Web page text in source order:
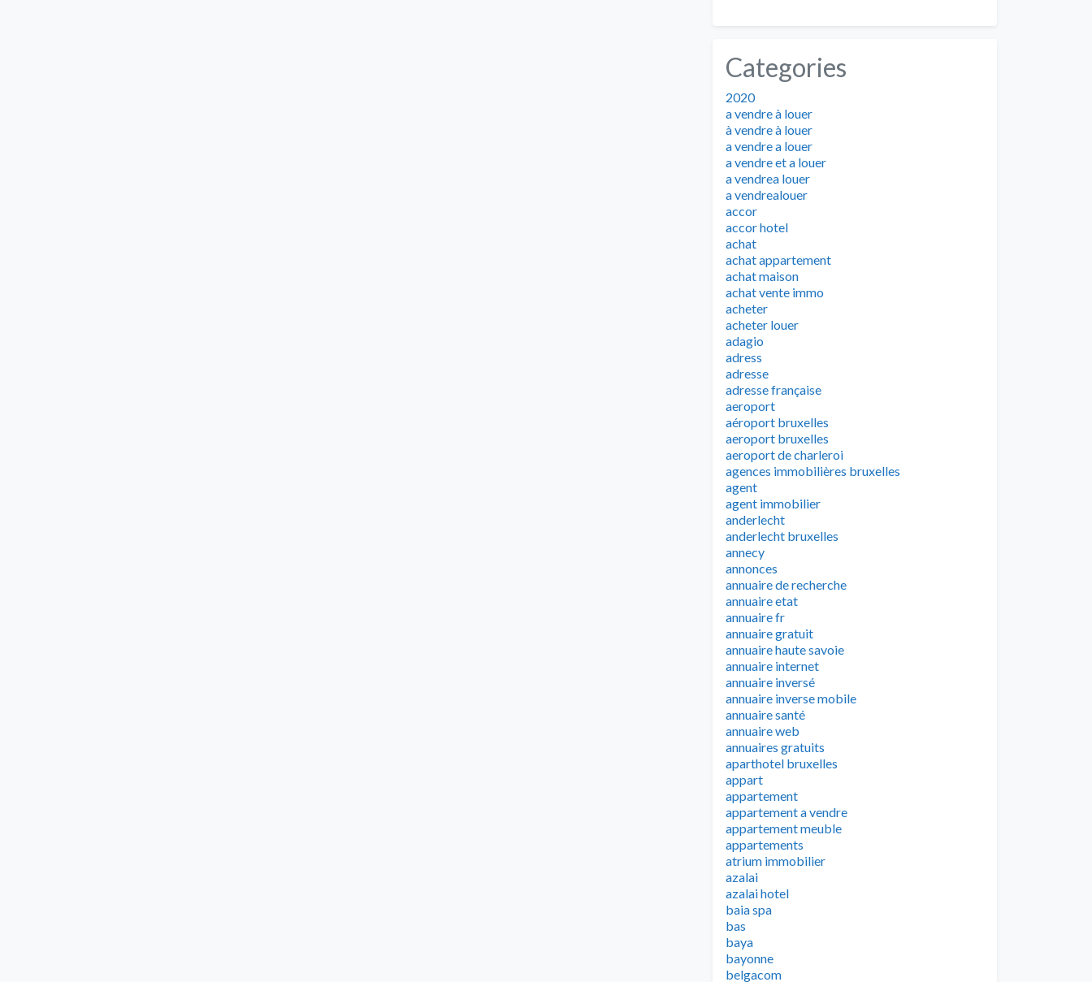
Categories
2020
a vendre à louer
à vendre à louer
a vendre a louer
a vendre et a louer
a vendrea louer
a vendrealouer
accor
accor hotel
achat
achat appartement
achat maison
achat vente immo
acheter
acheter louer
adagio
adress
adresse
adresse française
aeroport
aéroport bruxelles
aeroport bruxelles
aeroport de charleroi
agences immobilières bruxelles
agent
agent immobilier
anderlecht
anderlecht bruxelles
annecy
annonces
annuaire de recherche
annuaire etat
annuaire fr
annuaire gratuit
annuaire haute savoie
annuaire internet
annuaire inversé
annuaire inverse mobile
annuaire santé
annuaire web
annuaires gratuits
aparthotel bruxelles
appart
appartement
appartement a vendre
appartement meuble
appartements
atrium immobilier
azalai
azalai hotel
baia spa
bas
baya
bayonne
belgacom